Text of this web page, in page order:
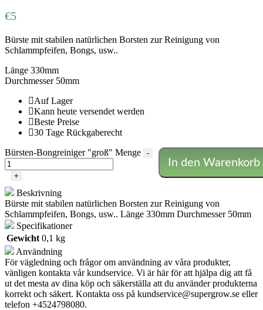
€5
Bürste mit stabilen natürlichen Borsten zur Reinigung von
Schlammpfeifen, Bongs, usw..
Länge 330mm
Durchmesser 50mm
Auf Lager
Kann heute versendet werden
Beste Preise
30 Tage Rückgaberecht
Bürsten-Bongreiniger "groß" Menge
-
+
In den Warenkorb
Beskrivning
Bürste mit stabilen natürlichen Borsten zur Reinigung von
Schlammpfeifen, Bongs, usw.. Länge 330mm Durchmesser 50mm
Specifikationer
Gewicht 0,1 kg
Användning
För vägledning och frågor om användning av våra produkter,
vänligen kontakta vår kundservice. Vi är här för att hjälpa dig att få
ut det mesta av dina köp och säkerställa att du använder produkterna
korrekt och säkert. Kontakta oss på kundservice@supergrow.se eller
telefon +4524798080.